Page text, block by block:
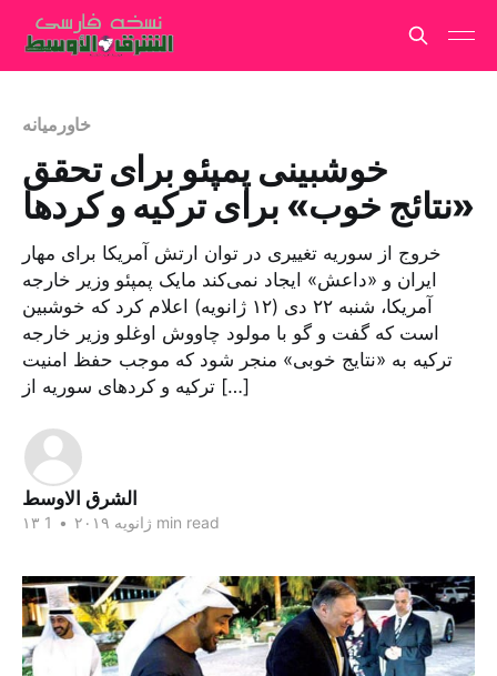
خاورمیانه
خوشبینی پمپئو برای تحقق
«نتائج خوب» برای ترکیه و کردها
خروج از سوریه تغییری در توان ارتش آمریکا برای مهار
ایران و «داعش» ایجاد نمی‌کند مایک پمپئو وزیر خارجه
آمریکا، شنبه ۲۲ دی (۱۲ ژانویه) اعلام کرد که خوشبین
است که گفت و گو با مولود چاووش اوغلو وزیر خارجه
ترکیه به «نتایج خوبی» منجر شود که موجب حفظ امنیت
ترکیه و کردهای سوریه از […]
الشرق الاوسط
۱۳ ژانویه ۲۰۱۹ • 1 min read